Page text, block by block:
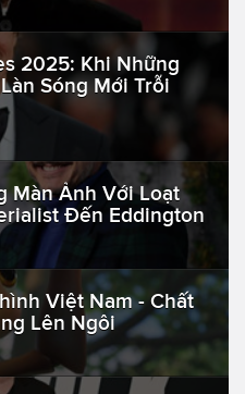
2025: Khi Những
Sóng Mới Trỗi
Màn Ảnh Với Loạt
Đến Eddington
Việt Nam - Chất
Lên Ngôi